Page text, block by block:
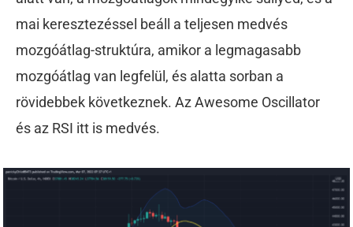
mai keresztezéssel beáll a teljesen medvés
mozgóátlag-struktúra, amikor a legmagasabb
mozgóátlag van legfelül, és alatta sorban a
rövidebbek következnek. Az Awesome Oscillator
és az RSI itt is medvés.